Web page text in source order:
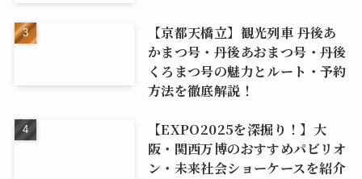
【京都天橋立】観光列車 丹後あ
かまつ号・丹後あおまつ号・丹後
くろまつ号の魅力とルート・予約
方法を徹底解説！
【EXPO2025を深掘り！】大
阪・関西万博のおすすめパビリオ
ン・未来社会ショーケースを紹介